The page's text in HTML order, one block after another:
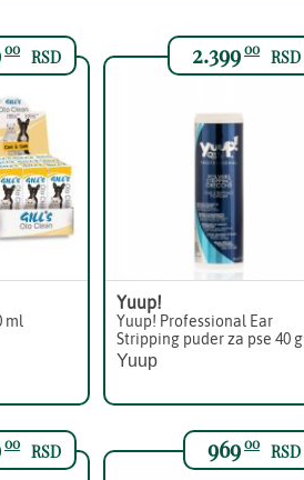
00 RSD
ml
2.39900 RSD
Yuup!
Yuup! Professional Ear
Stripping puder za pse 40 g
Yuup
00 RSD 96900 RSD